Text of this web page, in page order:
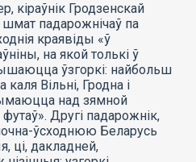
Гродзенскай
шмат падарожнічаў па
краявіды «ў
на якой толькі ў
ўзгоркі: найбольш
Вільні, Гродна і
над зямной
Другі падарожнік,
ўсходнюю Беларусь
ці, дакладней,